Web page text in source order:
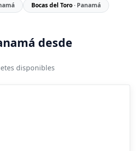
Bocas del Toro· Panamá
desde
disponibles